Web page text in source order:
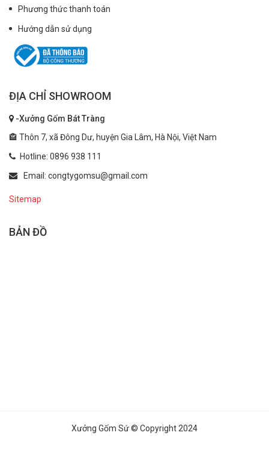
Phương thức thanh toán
Hướng dẫn sử dụng
ĐỊA CHỈ SHOWROOM
-Xưởng Gốm Bát Tràng
🏤 Thôn 7, xã Đông Dư, huyện Gia Lâm, Hà Nội, Việt Nam
Hotline: 0896 938 111
Email: congtygomsu@gmail.com
Sitemap
BẢN ĐỒ
Xưởng Gốm Sứ © Copyright 2024